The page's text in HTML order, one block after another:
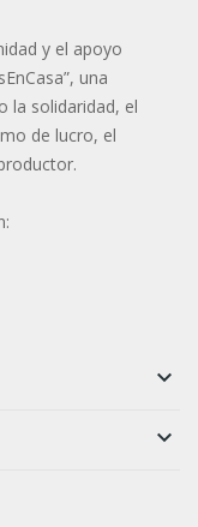
y el apoyo
una
la solidaridad, el
de lucro, el
keyboard_arrow_down
keyboard_arrow_down